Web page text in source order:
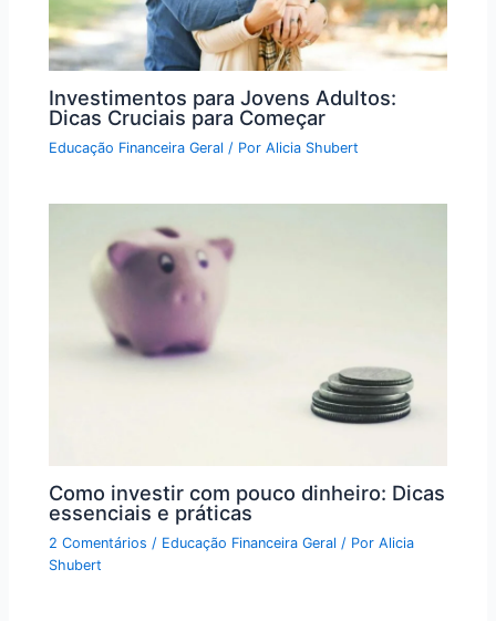
Investimentos para Jovens Adultos:
Dicas Cruciais para Começar
Educação Financeira Geral / PorAlicia Shubert
Como investir com pouco dinheiro: Dicas
essenciais e práticas
2 Comentários / Educação Financeira Geral / PorAlicia
Shubert